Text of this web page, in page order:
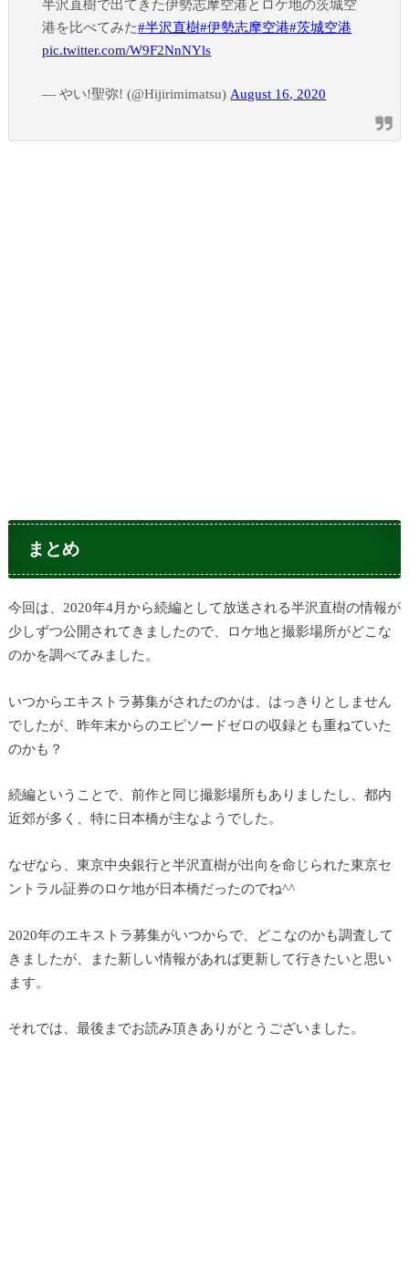
半沢直樹で出てきた伊勢志摩空港とロケ地の茨城空
港を比べてみた#半沢直樹#伊勢志摩空港#茨城空港
pic.twitter.com/W9F2NnNYls
— やい!聖弥! (@Hijirimimatsu)August 16, 2020
まとめ
今回は、2020年4月から続編として放送される半沢直樹の情報が
少しずつ公開されてきましたので、ロケ地と撮影場所がどこな
のかを調べてみました。
いつからエキストラ募集がされたのかは、はっきりとしません
でしたが、昨年末からのエピソードゼロの収録とも重ねていた
のかも？
続編ということで、前作と同じ撮影場所もありましたし、都内
近郊が多く、特に日本橋が主なようでした。
なぜなら、東京中央銀行と半沢直樹が出向を命じられた東京セ
ントラル証券のロケ地が日本橋だったのでね^^
2020年のエキストラ募集がいつからで、どこなのかも調査して
きましたが、また新しい情報があれば更新して行きたいと思い
ます。
それでは、最後までお読み頂きありがとうございました。